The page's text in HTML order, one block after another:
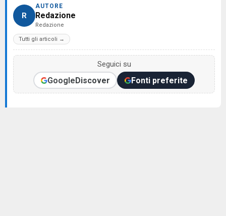
R
AUTORE
Redazione
Redazione
Tutti gli articoli →
Seguici su
GoogleDiscover Fonti preferite